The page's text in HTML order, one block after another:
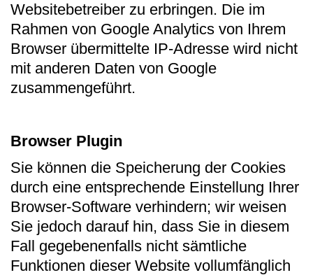
Websitebetreiber zu erbringen. Die im
Rahmen von Google Analytics von Ihrem
Browser übermittelte IP-Adresse wird nicht
mit anderen Daten von Google
zusammengeführt.
Browser Plugin
Sie können die Speicherung der Cookies
durch eine entsprechende Einstellung Ihrer
Browser-Software verhindern; wir weisen
Sie jedoch darauf hin, dass Sie in diesem
Fall gegebenenfalls nicht sämtliche
Funktionen dieser Website vollumfänglich